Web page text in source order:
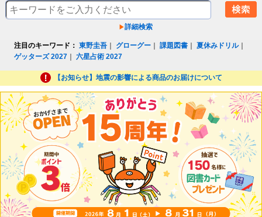
詳細検索
注目のキーワード： 東野圭吾 グローグー ｜課題図書 ｜夏休みドリル｜
ゲッターズ 2027 ｜六星占術 2027
【お知らせ】地震の影響による商品のお届けについて